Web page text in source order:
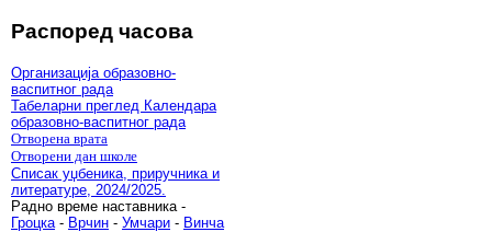
Распоред часова
Организација образовно-
васпитног рада
Табеларни преглед Календара
образовно-васпитног рада
Отворена врата
Отворени дан школе
Списак уџбеника, приручника и
литературе, 2024/2025.
Радно време наставника -
Гроцка - Врчин - Умчари - Винча